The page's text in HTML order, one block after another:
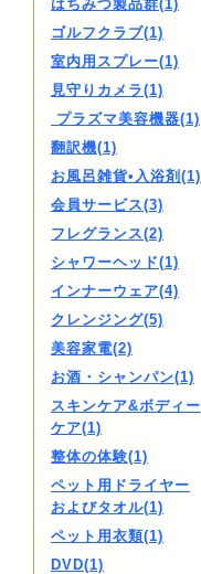
はちみつ製品群(1)
ゴルフクラブ(1)
室内用スプレー(1)
見守りカメラ(1)
プラズマ美容機器(1)
翻訳機(1)
お風呂雑貨•入浴剤(1)
会員サービス(3)
フレグランス(2)
シャワーヘッド(1)
インナーウェア(4)
クレンジング(5)
美容家電(2)
お酒・シャンパン(1)
スキンケア&ボディー
ケア(1)
整体の体験(1)
ペット用ドライヤー
およびタオル(1)
ペット用衣類(1)
DVD(1)